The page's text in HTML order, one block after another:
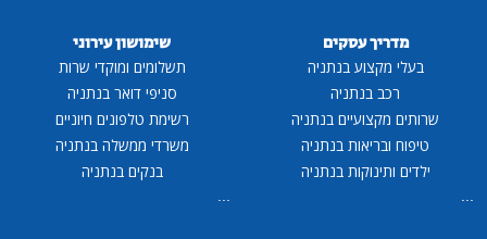
מדריך עסקים
בעלי מקצוע בנתניה
רכב בנתניה
שרותים מקצועיים בנתניה
טיפוח ובריאות בנתניה
ילדים ותינוקות בנתניה
...
שימושון עירוני
תשלומים ומוקדי שרות
סניפי דואר בנתניה
רשימת טלפונים חיוניים
משרדי ממשלה בנתניה
בנקים בנתניה
...